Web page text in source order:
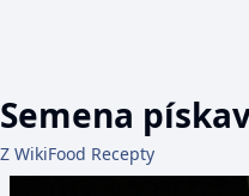
Semena
Z WikiFood Recepty